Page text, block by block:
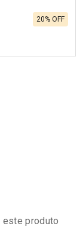
20% OFF
este produto